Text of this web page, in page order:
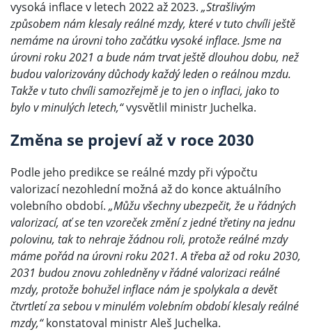
vysoká inflace v letech 2022 až 2023. „Strašlivým
způsobem nám klesaly reálné mzdy, které v tuto chvíli ještě
nemáme na úrovni toho začátku vysoké inflace. Jsme na
úrovni roku 2021 a bude nám trvat ještě dlouhou dobu, než
budou valorizovány důchody každý leden o reálnou mzdu.
Takže v tuto chvíli samozřejmě je to jen o inflaci, jako to
bylo v minulých letech,“vysvětlil ministr Juchelka.
Změna se projeví až v roce 2030
Podle jeho predikce se reálné mzdy při výpočtu
valorizací nezohlední možná až do konce aktuálního
volebního období. „Můžu všechny ubezpečit, že u řádných
valorizací, ať se ten vzoreček změní z jedné třetiny na jednu
polovinu, tak to nehraje žádnou roli, protože reálné mzdy
máme pořád na úrovni roku 2021. A třeba až od roku 2030,
2031 budou znovu zohledněny v řádné valorizaci reálné
mzdy, protože bohužel inflace nám je spolykala a devět
čtvrtletí za sebou v minulém volebním období klesaly reálné
mzdy,“konstatoval ministr Aleš Juchelka.